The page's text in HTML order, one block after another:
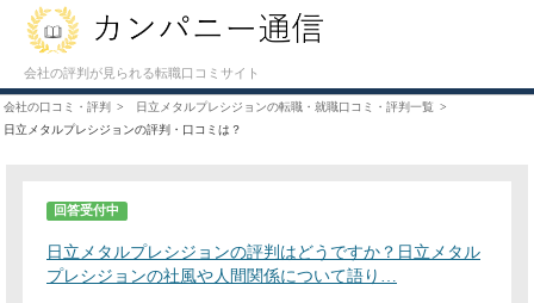
会社の評判が見られる転職口コミサイト
会社の口コミ・評判
日立メタルプレシジョンの転職・就職口コミ・評判一覧
日立メタルプレシジョンの評判・口コミは？
回答受付中
日立メタルプレシジョンの評判はどうですか？日立メタル
プレシジョンの社風や人間関係について語り…